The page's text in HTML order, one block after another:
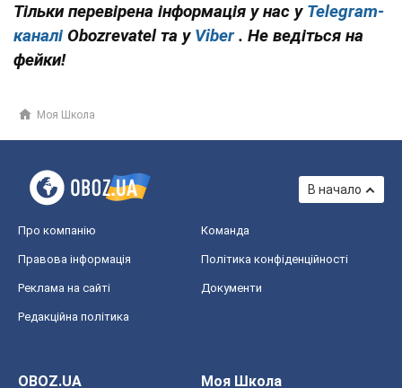
Тільки перевірена інформація у нас у Telegram-
каналі Obozrevatel та у Viber . Не ведіться на
фейки!
Моя Школа
В начало
Про компанію Команда
Правова інформація Політика конфіденційності
Реклама на сайті Документи
Редакційна політика
OBOZ.UA
Моя Школа